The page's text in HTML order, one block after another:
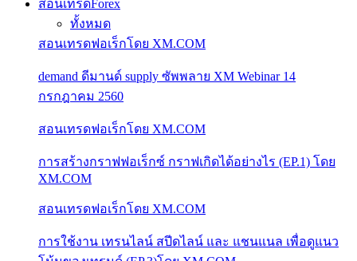
สอนเทรดForex
ทั้งหมด
สอนเทรดฟอเร็กโดย XM.COM
demand ดีมานด์ supply ซัพพลาย XM Webinar 14
กรกฎาคม 2560
สอนเทรดฟอเร็กโดย XM.COM
การสร้างกราฟฟอเร็กซ์ กราฟเกิดได้อย่างไร (EP.1) โดย
XM.COM
สอนเทรดฟอเร็กโดย XM.COM
การใช้งาน เทรนไลน์ สปีดไลน์ และ แชนแนล เพื่อดูแนว